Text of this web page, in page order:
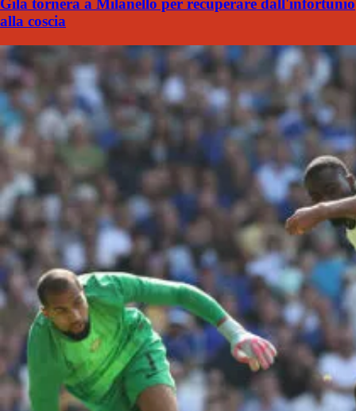
Gila tornerà a Milanello per recuperare dall'infortunio
alla coscia